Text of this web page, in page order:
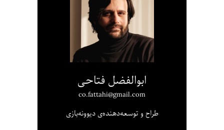
ابوالفضل فتاحی
co.fattahi@gmail.com
طراح و توسعه‌دهنده‌ی دیوونه‌بازی